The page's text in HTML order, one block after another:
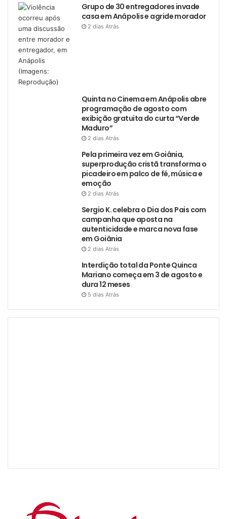
Grupo de 30 entregadores invade
casa em Anápolis e agride morador
2 dias Atrás
Quinta no Cinema em Anápolis abre
programação de agosto com
exibição gratuita do curta “Verde
Maduro”
2 dias Atrás
Pela primeira vez em Goiânia,
superprodução cristã transforma o
picadeiro em palco de fé, música e
emoção
2 dias Atrás
Sergio K. celebra o Dia dos Pais com
campanha que aposta na
autenticidade e marca nova fase
em Goiânia
2 dias Atrás
Interdição total da Ponte Quinca
Mariano começa em 3 de agosto e
dura 12 meses
5 dias Atrás